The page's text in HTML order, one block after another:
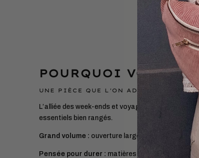
POURQUOI VOUS
UNE PIÈCE QUE L'ON ADOPTE ET QUE
L’alliée des week-ends et voyages. Elle vous
essentiels bien rangés.
Grand volume : ouverture large, tout est visible
Pensée pour durer : matières européennes,